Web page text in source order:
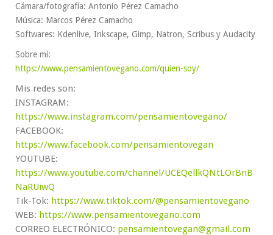
Cámara/fotografía: Antonio Pérez Camacho
Música: Marcos Pérez Camacho
Softwares: Kdenlive, Inkscape, Gimp, Natron, Scribus y Audacity
Sobre mí:
https://www.pensamientovegano.com/quien-soy/
Mis redes son:
INSTAGRAM:
https://www.instagram.com/pensamientovegano/
FACEBOOK:
https://www.facebook.com/pensamientovegan
YOUTUBE:
https://www.youtube.com/channel/UCEQellkQNtLOrBnB
NaRUiwQ
Tik-Tok: https://www.tiktok.com/@pensamientovegano
WEB: https://www.pensamientovegano.com
CORREO ELECTRÓNICO: pensamientovegan@gmail.com